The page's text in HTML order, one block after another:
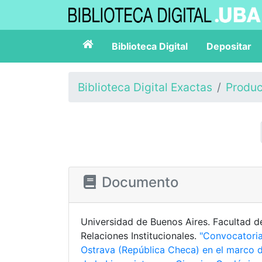
Biblioteca Digital Depositar
Biblioteca Digital Exactas
Documento
Universidad de Buenos Aires. Facultad
Relaciones Institucionales.
Ostrava (República Checa) en el marco